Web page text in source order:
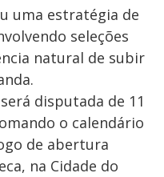
uma estratégia de
seleções
natural de subir
disputada de 11
o calendário
de abertura
na Cidade do